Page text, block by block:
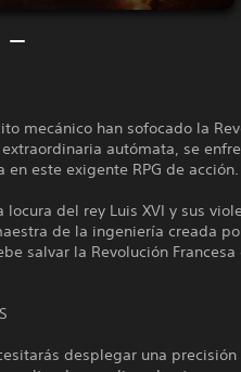
mecánico han sofocado la
autómata, se
este exigente RPG de acción.
del rey Luis XVI y sus
de la ingeniería creada
salvar la Revolución Francesa
desplegar una